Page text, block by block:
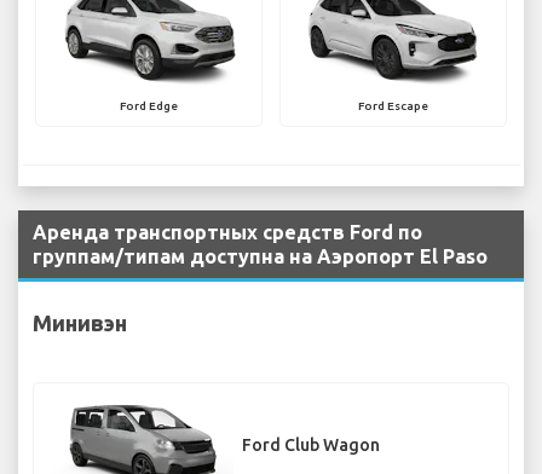
Ford Edge Ford Escape
Аренда транспортных средств Ford по
группам/типам доступна на Аэропорт El Paso
Минивэн
Ford Club Wagon